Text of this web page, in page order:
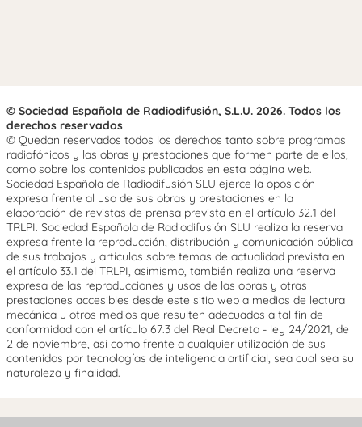
© Sociedad Española de Radiodifusión, S.L.U. 2026. Todos los
derechos reservados
© Quedan reservados todos los derechos tanto sobre programas
radiofónicos y las obras y prestaciones que formen parte de ellos,
como sobre los contenidos publicados en esta página web.
Sociedad Española de Radiodifusión SLU ejerce la oposición
expresa frente al uso de sus obras y prestaciones en la
elaboración de revistas de prensa prevista en el artículo 32.1 del
TRLPI. Sociedad Española de Radiodifusión SLU realiza la reserva
expresa frente la reproducción, distribución y comunicación pública
de sus trabajos y artículos sobre temas de actualidad prevista en
el artículo 33.1 del TRLPI, asimismo, también realiza una reserva
expresa de las reproducciones y usos de las obras y otras
prestaciones accesibles desde este sitio web a medios de lectura
mecánica u otros medios que resulten adecuados a tal fin de
conformidad con el artículo 67.3 del Real Decreto - ley 24/2021, de
2 de noviembre, así como frente a cualquier utilización de sus
contenidos por tecnologías de inteligencia artificial, sea cual sea su
naturaleza y finalidad.